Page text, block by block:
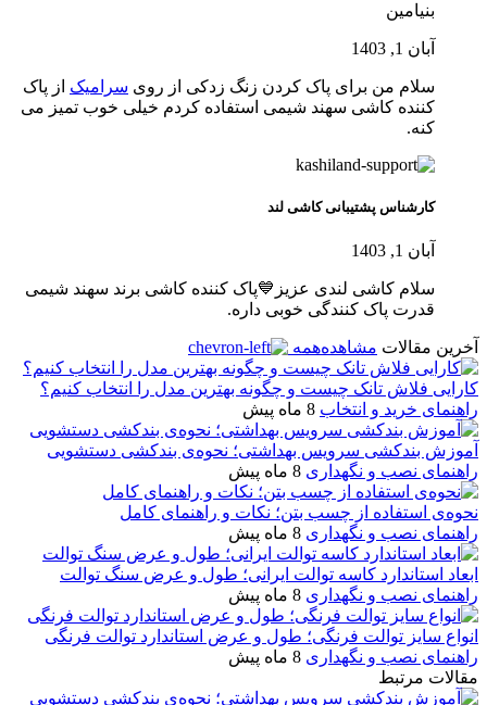
بنیامین
آبان 1, 1403
سلام من برای پاک کردن زنگ زدکی از روی سرامیک از پاک
کننده کاشی سهند شیمی استفاده کردم خیلی خوب تمیز می
کنه.
کارشناس پشتیبانی کاشی لند
آبان 1, 1403
سلام کاشی لندی عزیز💙پاک کننده کاشی برند سهند شیمی
قدرت پاک کنندگی خوبی داره.
آخرین مقالات مشاهده‌همه
کارایی فلاش تانک چیست و چگونه بهترین مدل را انتخاب کنیم؟
راهنمای خرید و انتخاب 8 ماه پیش
آموزش بندکشی سرویس بهداشتی؛ نحوه‌ی بندکشی دستشویی
راهنمای نصب و نگهداری 8 ماه پیش
نحوه‌ی استفاده از چسب بتن؛ نکات و راهنمای کامل
راهنمای نصب و نگهداری 8 ماه پیش
ابعاد استاندارد کاسه توالت ایرانی؛ طول و عرض سنگ توالت
راهنمای نصب و نگهداری 8 ماه پیش
انواع سایز توالت فرنگی؛ طول و عرض استاندارد توالت فرنگی
راهنمای نصب و نگهداری 8 ماه پیش
مقالات مرتبط